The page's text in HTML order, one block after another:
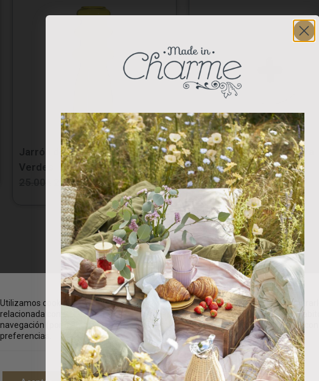
Jarrón de Cristal con Ondas
Verdes
22.50€
Percha Botón XL Madera
Blanca
13.00€ - 18.90€
Utilizamos cookies propias y de terceros para analizar nuestros servicios y
relacionada con sus preferencias en base a un perfil elaborado a partir de sus
navegación (por ejemplo, páginas visitadas). Puede obtener más información y
preferencias.